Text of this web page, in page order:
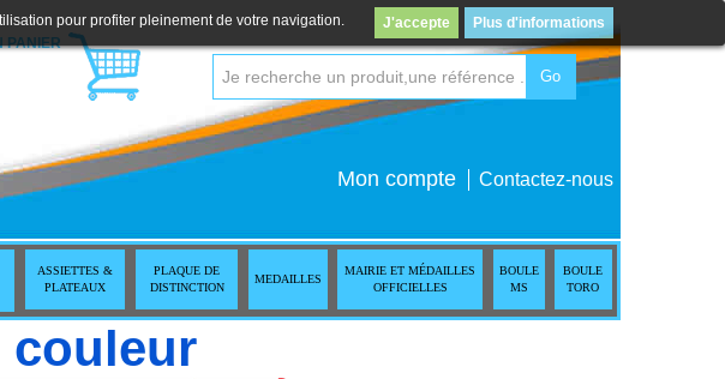
PANIER
Go
Mon compte Contactez-nous
ASSIETTES &
PLATEAUX
PLAQUE DE
DISTINCTION
MEDAILLES
MAIRIE ET MÉDAILLES
OFFICIELLES
BOULE
MS
BOULE
TORO
pour profiter pleinement de votre navigation. J'accepte Plus d'informations
couleur